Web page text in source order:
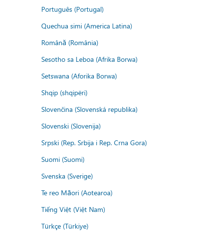
Português (Portugal)
Quechua simi (America Latina)
Română (România)
Sesotho sa Leboa (Afrika Borwa)
Setswana (Aforika Borwa)
Shqip (shqipëri)
Slovenčina (Slovenská republika)
Slovenski (Slovenija)
Srpski (Rep. Srbija i Rep. Crna Gora)
Suomi (Suomi)
Svenska (Sverige)
Te reo Māori (Aotearoa)
Tiếng Việt (Việt Nam)
Türkçe (Türkiye)